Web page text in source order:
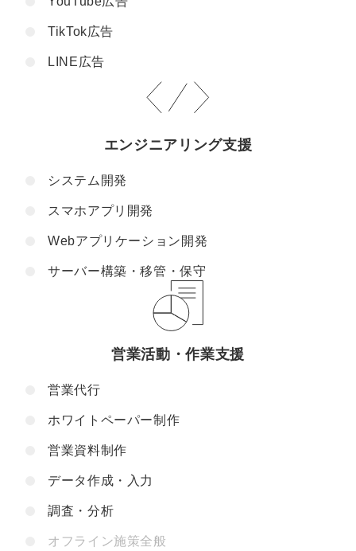
TikTok広告
LINE広告
エンジニアリング支援
システム開発
スマホアプリ開発
Webアプリケーション開発
サーバー構築・移管・保守
営業活動・作業支援
営業代行
ホワイトペーパー制作
営業資料制作
データ作成・入力
調査・分析
オフライン施策全般